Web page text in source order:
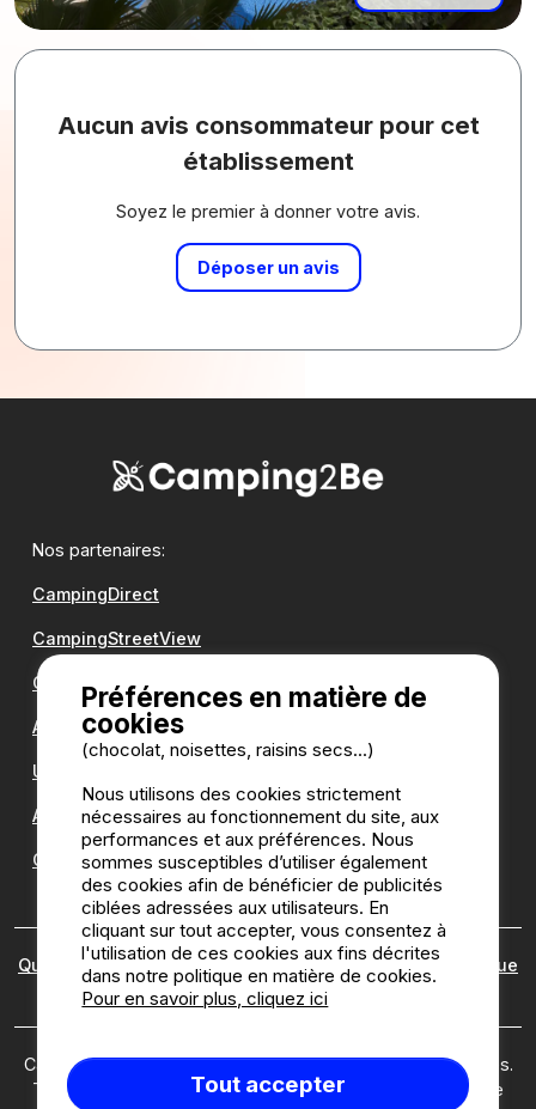
Aucun avis consommateur pour cet
établissement
Soyez le premier à donner votre avis.
Déposer un avis
Nos partenaires:
CampingDirect
CampingStreetView
Groupe Romanée
Antilope VAN
Une question ?
Annuaire des campings
Guide camping
Qui sommes nous ?|Mentions légales|Cookies|
Politique
des avis
Camping2be.com ©2026 Camping2Be, tous droits réservés.
Tous les médias et toutes les images sont la propriété de
Préférences en matière de
cookies
(chocolat, noisettes, raisins secs...)
Nous utilisons des cookies strictement
nécessaires au fonctionnement du site, aux
performances et aux préférences. Nous
sommes susceptibles d’utiliser également
des cookies afin de bénéficier de publicités
ciblées adressées aux utilisateurs. En
cliquant sur tout accepter, vous consentez à
l'utilisation de ces cookies aux fins décrites
dans notre politique en matière de cookies.
Pour en savoir plus, cliquez ici
Tout accepter